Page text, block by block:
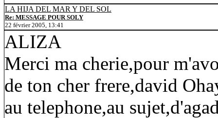
LA HIJA DEL MAR Y DEL SOL
Re: MESSAGE POUR SOLY
22 février 2005, 13:41
ALIZA
Merci ma cherie,pour
de ton cher frere,david
au telephone,au